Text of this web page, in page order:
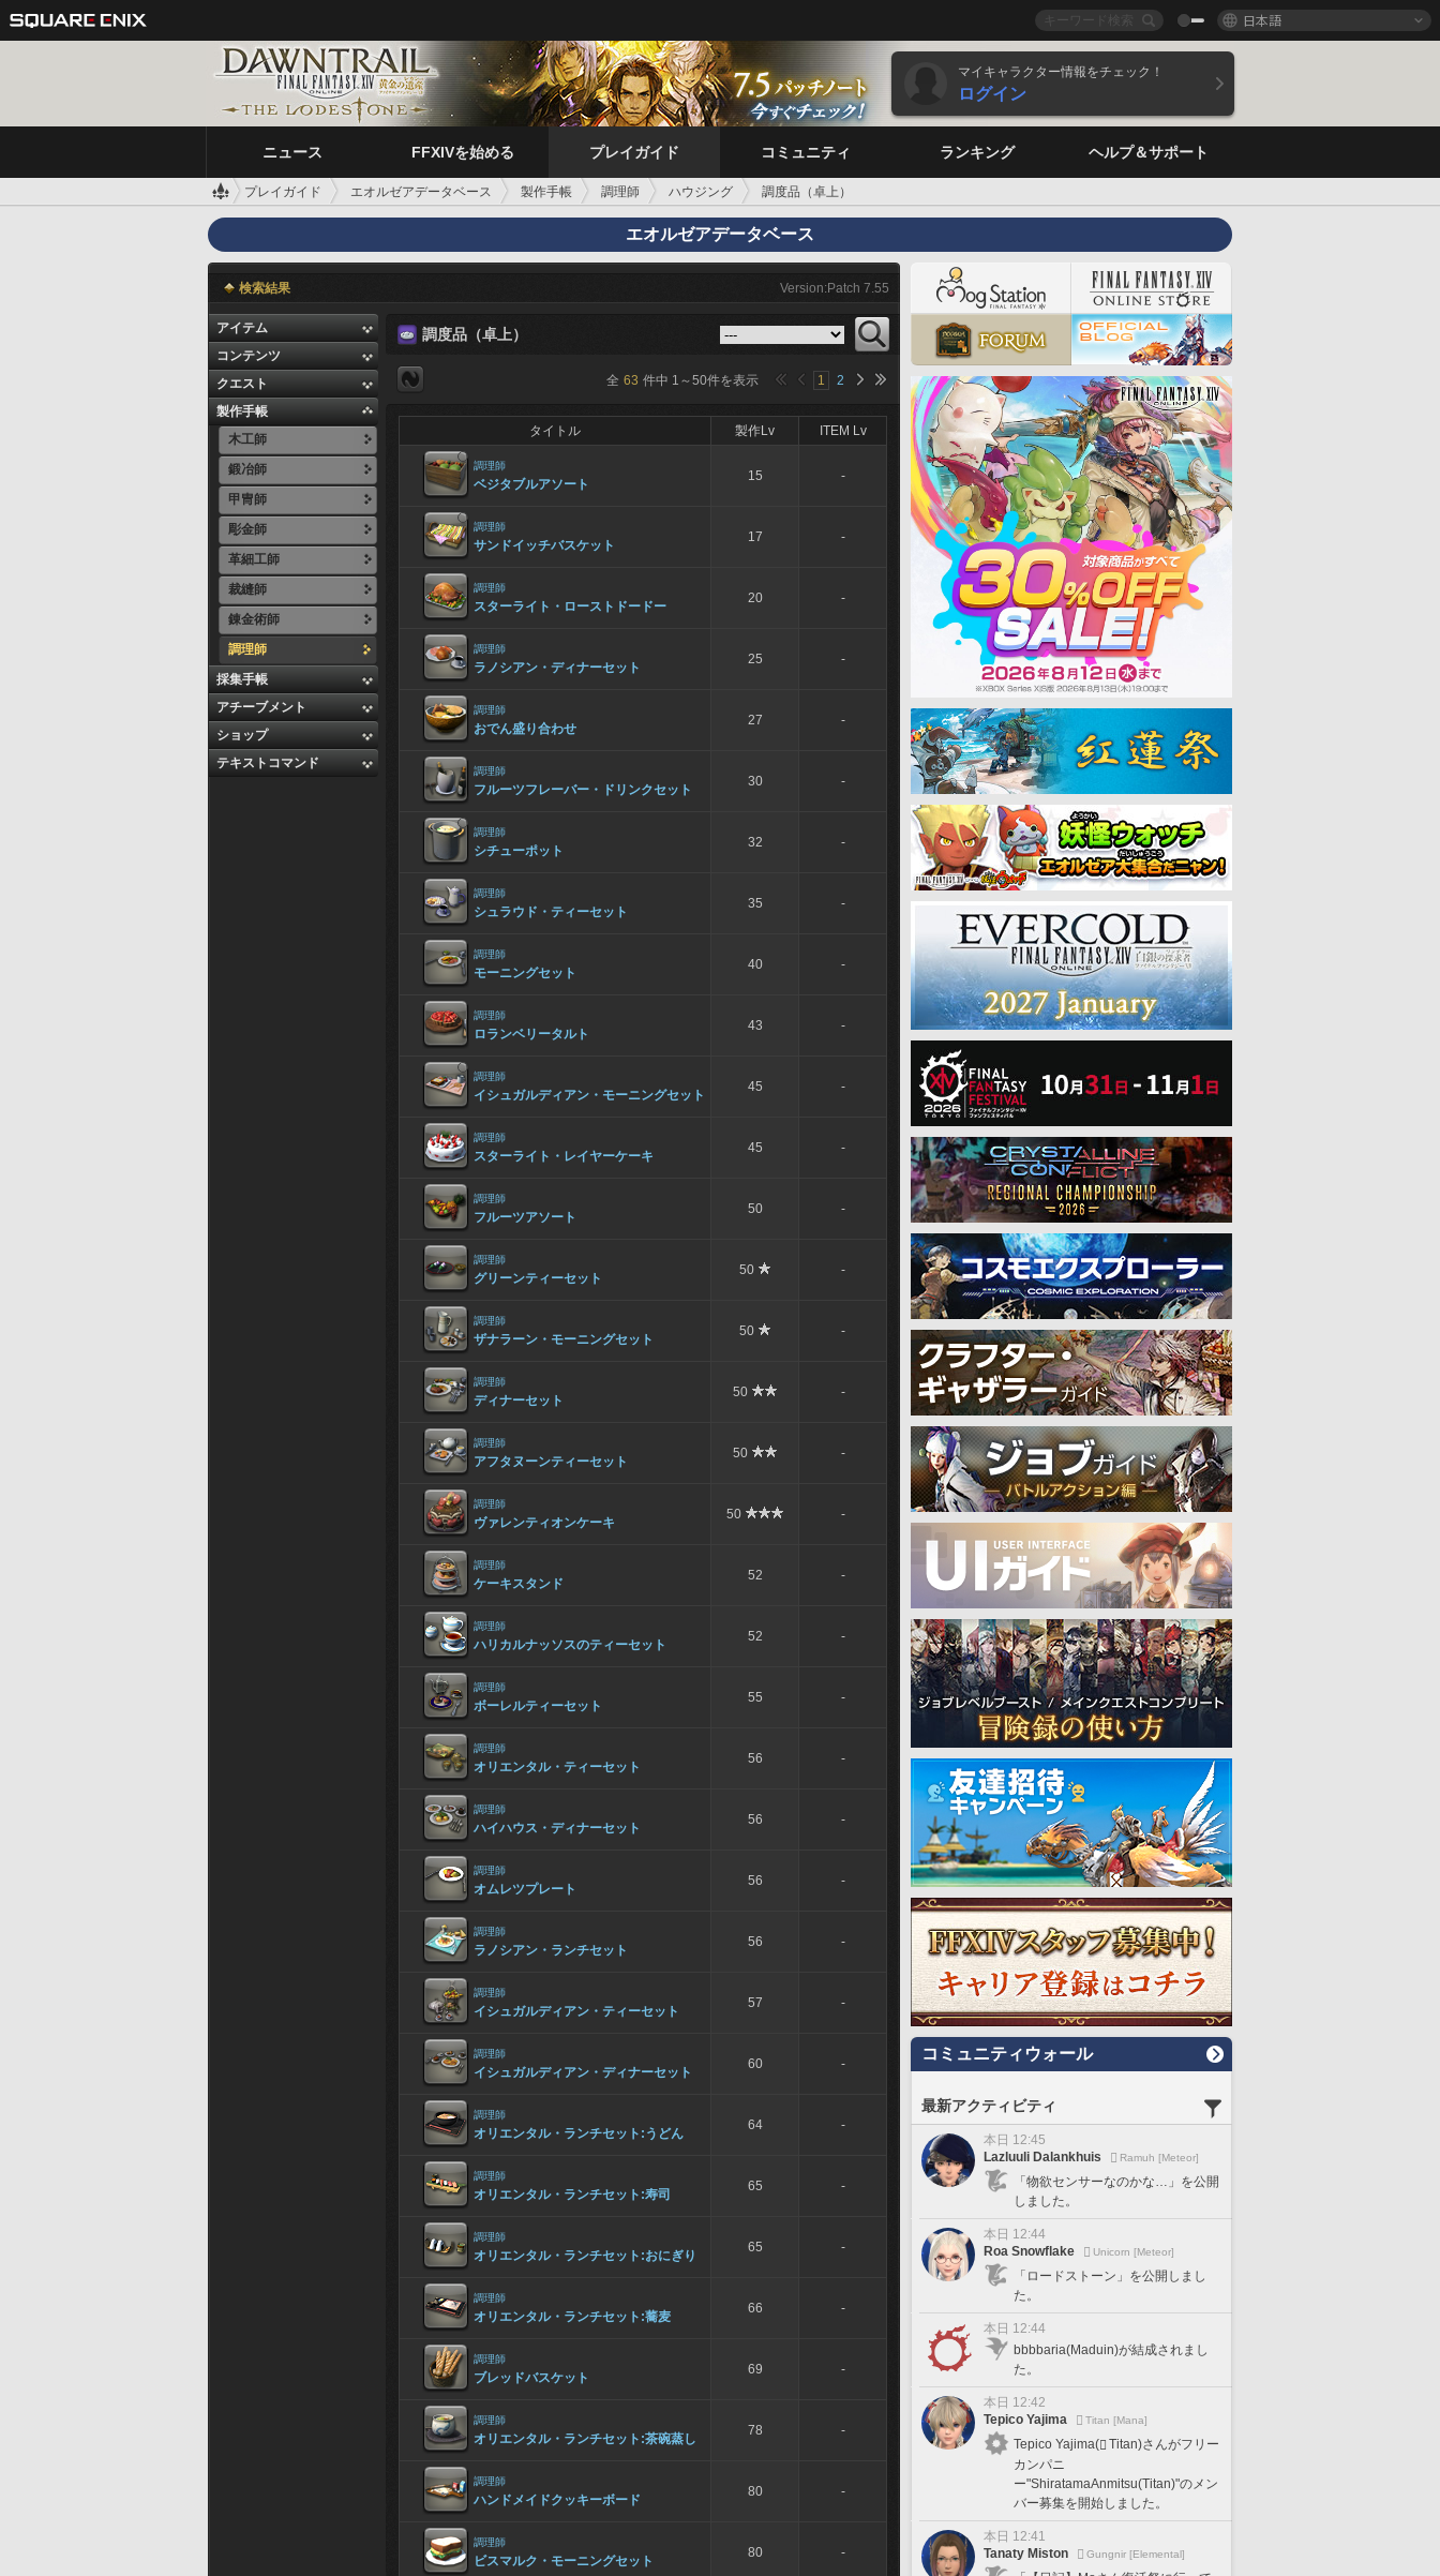
日本語
マイキャラクター情報をチェック！
ログイン
ニュース FFXIVを始める プレイガイド コミュニティ ランキング ヘルプ＆サポート
プレイガイド エオルゼアデータベース 製作手帳 調理師 ハウジング 調度品（卓上）
エオルゼアデータベース
検索結果 Version:Patch 7.55
アイテム
コンテンツ
クエスト
製作手帳
木工師
鍛冶師
甲冑師
彫金師
革細工師
裁縫師
錬金術師
調理師
採集手帳
アチーブメント
ショップ
テキストコマンド
調度品（卓上）
全 63 件中 1 ～50件を表示 1 2
タイトル 製作Lv ITEM Lv
調理師
ベジタブルアソート
15 -
調理師
サンドイッチバスケット
17 -
調理師
スターライト・ローストドードー
20 -
調理師
ラノシアン・ディナーセット
25 -
調理師
おでん盛り合わせ
27 -
調理師
フルーツフレーバー・ドリンクセット
30 -
調理師
シチューポット
32 -
調理師
シュラウド・ティーセット
35 -
調理師
モーニングセット
40 -
調理師
ロランベリータルト
43 -
調理師
イシュガルディアン・モーニングセット
45 -
調理師
スターライト・レイヤーケーキ
45 -
調理師
フルーツアソート
50 -
調理師
グリーンティーセット
50 -
調理師
ザナラーン・モーニングセット
50 -
調理師
ディナーセット
50 -
調理師
アフタヌーンティーセット
50 -
調理師
ヴァレンティオンケーキ
50 -
調理師
ケーキスタンド
52 -
調理師
ハリカルナッソスのティーセット
52 -
調理師
ボーレルティーセット
55 -
調理師
オリエンタル・ティーセット
56 -
調理師
ハイハウス・ディナーセット
56 -
調理師
オムレツプレート
56 -
調理師
ラノシアン・ランチセット
56 -
調理師
イシュガルディアン・ティーセット
57 -
調理師
イシュガルディアン・ディナーセット
60 -
調理師
オリエンタル・ランチセット:うどん
64 -
調理師
オリエンタル・ランチセット:寿司
65 -
調理師
オリエンタル・ランチセット:おにぎり
65 -
調理師
オリエンタル・ランチセット:蕎麦
66 -
調理師
ブレッドバスケット
69 -
調理師
オリエンタル・ランチセット:茶碗蒸し
78 -
調理師
ハンドメイドクッキーボード
80 -
調理師
ビスマルク・モーニングセット
80 -
コミュニティウォール
最新アクティビティ
本日 12:45
Lazluuli Dalankhuis
Ramuh [Meteor]
「物欲センサーなのかな…」を公開
しました。
本日 12:44
Roa Snowflake
Unicorn [Meteor]
「ロードストーン」を公開しまし
た。
本日 12:44
bbbbaria(Maduin)が結成されまし
た。
本日 12:42
Tepico Yajima
Titan [Mana]
Tepico Yajima(
Titan)さんがフリー
カンパニ
ー"ShiratamaAnmitsu(Titan)"のメン
バー募集を開始しました。
本日 12:41
Tanaty Miston
Gungnir [Elemental]